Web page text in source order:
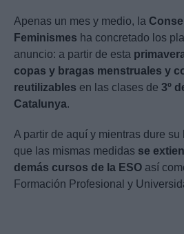
Apenas un mes y medio, la
Feminismes ha concretado los
anuncio: a partir de esta
copas y bragas menstruales y
reutilizables en las clases de 3º
Catalunya.
A partir de aquí y mientras dure
que las mismas medidas se
demás cursos de la ESO así
Formación Profesional y